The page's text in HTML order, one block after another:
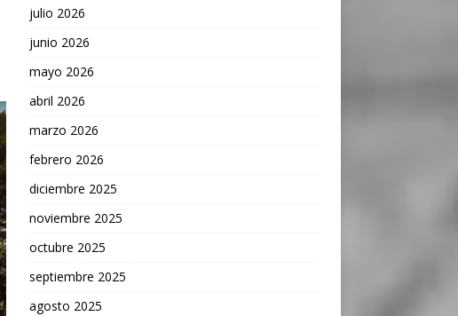
julio 2026
junio 2026
mayo 2026
abril 2026
marzo 2026
febrero 2026
diciembre 2025
noviembre 2025
octubre 2025
septiembre 2025
agosto 2025